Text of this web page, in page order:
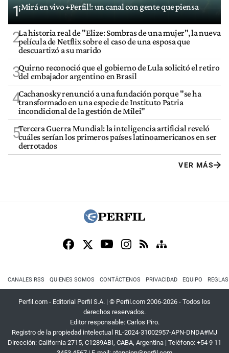
1¡Mirá en vivo +Perfil!: un canal con gente que piensa
2La historia real de "Elize: Sombras de una mujer", la nueva
película de Netflix sobre el caso de una esposa que
descuartizó a su marido
3Quirno reconoció que el gobierno de Lula solicitó el retiro
del embajador argentino en Brasil
4Cachanosky renunció a una fundación porque "se ha
transformado en una especie de Instituto Patria
incondicional de la gestión de Milei"
5Tercera Guerra Mundial: la inteligencia artificial reveló
cuáles serían los primeros países latinoamericanos en ser
derrotados
VER MÁS
CANALES RSS QUIENES SOMOS CONTÁCTENOS PRIVACIDAD EQUIPO
Perfil.com - Editorial Perfil S.A. | © Perfil.com 2006-2026 - Todos los
derechos reservados.
Editor responsable: Carlos Piro.
Registro de la propiedad intelectual RL-2024-31002957-APN-DNDA#MJ
Dirección: California 2715, C1289ABI, CABA, Argentina | Teléfono: +54 9 11